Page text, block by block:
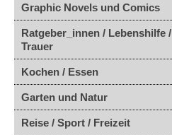
Graphic Novels und Comics
Ratgeber_innen / Lebenshilfe /
Trauer
Kochen / Essen
Garten und Natur
Reise / Sport / Freizeit